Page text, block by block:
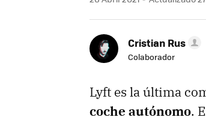
Cristian Rus
Colaborador
Lyft es la última
coche autónomo.